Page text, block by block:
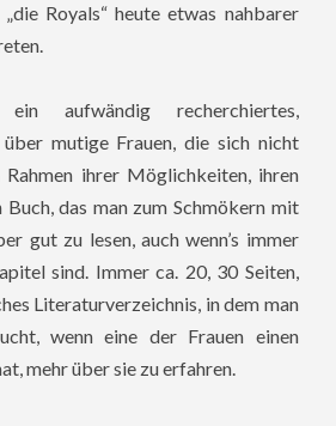
Royals“ heute etwas nahbarer
aufwändig recherchiertes,
über mutige Frauen, die sich nicht
Rahmen ihrer Möglichkeiten, ihren
Buch, das man zum Schmökern mit
gut zu lesen, auch wenn’s immer
sind. Immer ca. 20, 30 Seiten,
Literaturverzeichnis, in dem man
wenn eine der Frauen einen
mehr über sie zu erfahren.